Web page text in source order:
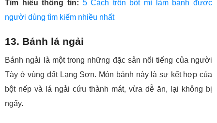
Tìm hiểu thông tin: 5 Cách trộn bột mì làm bánh được
người dùng tìm kiếm nhiều nhất
13. Bánh lá ngải
Bánh ngải là một trong những đặc sản nổi tiếng của người
Tày ở vùng đất Lạng Sơn. Món bánh này là sự kết hợp của
bột nếp và lá ngải cứu thành mát, vừa dễ ăn, lại không bị
ngấy.